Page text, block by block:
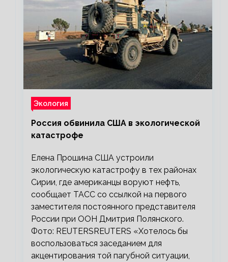
Экология
Россия обвинила США в экологической
катастрофе
Елена Прошина США устроили
экологическую катастрофу в тех районах
Сирии, где американцы воруют нефть,
сообщает ТАСС со ссылкой на первого
заместителя постоянного представителя
России при ООН Дмитрия Полянского.
Фото: REUTERSREUTERS «Хотелось бы
воспользоваться заседанием для
акцентирования той пагубной ситуации,